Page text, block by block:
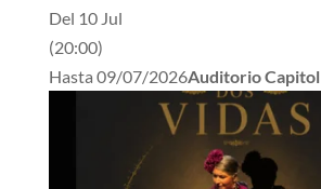
Del 10 Jul
(20:00)
Hasta 09/07/2026Auditorio Capitol